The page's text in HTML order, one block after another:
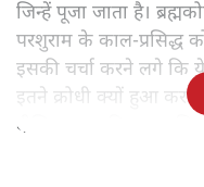
जिन्हें पूजा जाता है।
परशुराम के काल-प्रसिद्ध
इसकी चर्चा करने लगे कि ये
इतने क्रोधी क्यों हुआ करते
दीजिए, नरम मिज़ाज